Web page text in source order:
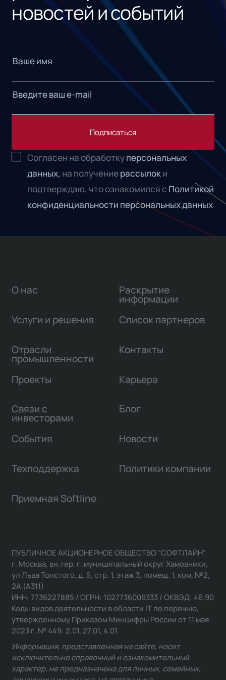
новостей и событий
Подписаться
Согласен на обработкуперсональных
данных, на получениерассылоки
подтверждаю, что ознакомился с Политикой
конфиденциальности персональных данных
О нас
Услуги и решения
Отрасли
промышленности
Проекты
Связи с
инвесторами
Раскрытие
информации
Список партнеров
Контакты
Карьера
Блог
События Новости
Техподдержка Политики компании
Приемная Softline
ПУБЛИЧНОЕ АКЦИОНЕРНОЕ ОБЩЕСТВО "СОФТЛАЙН"
г. Москва, вн.тер. г. муниципальный округ Хамовники,
ул Льва Толстого, д. 5, стр. 1, этаж 3, помещ. 1, ком. №2,
2А (А311)
ИНН: 7736227885 / ОГРН: 1027736009333 / ОКВЭД: 46.90
Коды видов деятельности в области IT по перечню,
утвержденному Приказом Минцифры России от 11 мая
2023 г. № 449: 2.01, 27.01, 4.01
Информация, представленная на сайте, носит
исключительно справочный и ознакомительный
характер, не предназначена для личных, семейных,